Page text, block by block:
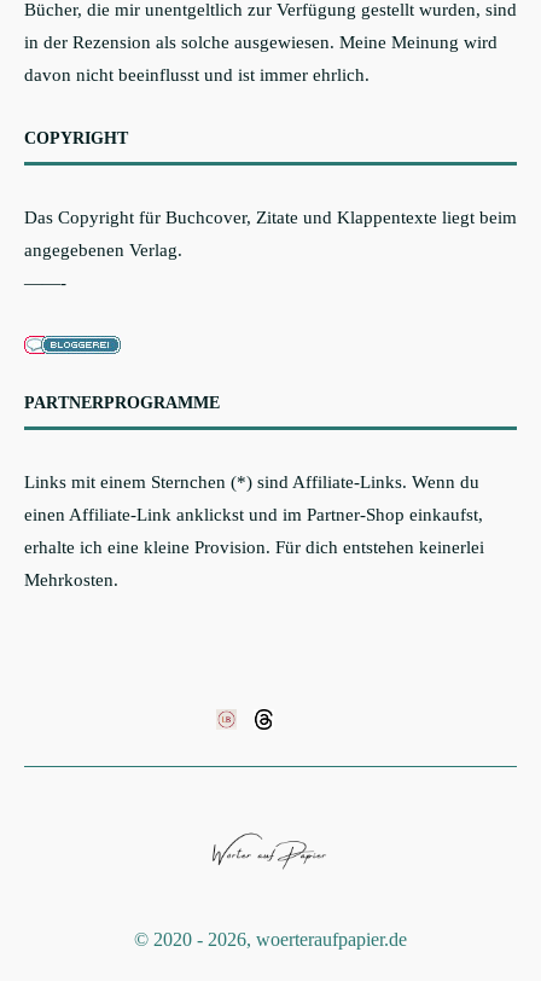
Bücher, die mir unentgeltlich zur Verfügung gestellt wurden, sind
in der Rezension als solche ausgewiesen. Meine Meinung wird
davon nicht beeinflusst und ist immer ehrlich.
COPYRIGHT
Das Copyright für Buchcover, Zitate und Klappentexte liegt beim
angegebenen Verlag.
——-
PARTNERPROGRAMME
Links mit einem Sternchen (*) sind Affiliate-Links. Wenn du
einen Affiliate-Link anklickst und im Partner-Shop einkaufst,
erhalte ich eine kleine Provision. Für dich entstehen keinerlei
Mehrkosten.
©️ 2020 - 2026, woerteraufpapier.de